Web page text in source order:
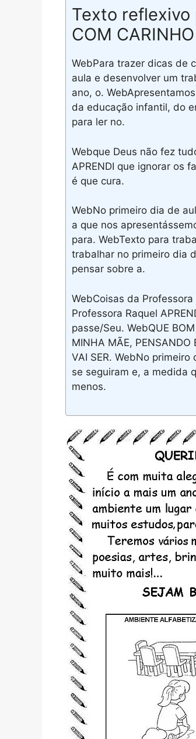
Texto reflexivo
COM CARINHO
WebPara trazer dicas de
aula e desenvolver um
ano, o.
da educação infantil, do
para ler no.
Webque Deus não fez
APRENDI que ignorar os
é que cura.
WebNo primeiro dia de
a que nos
para. WebTexto para
trabalhar no primeiro dia
pensar sobre a.
WebCoisas da
Professora Raquel
passe/Seu. WebQUE
MINHA MÃE, PENSANDO
VAI SER. WebNo
se seguiram e, a medida
menos.